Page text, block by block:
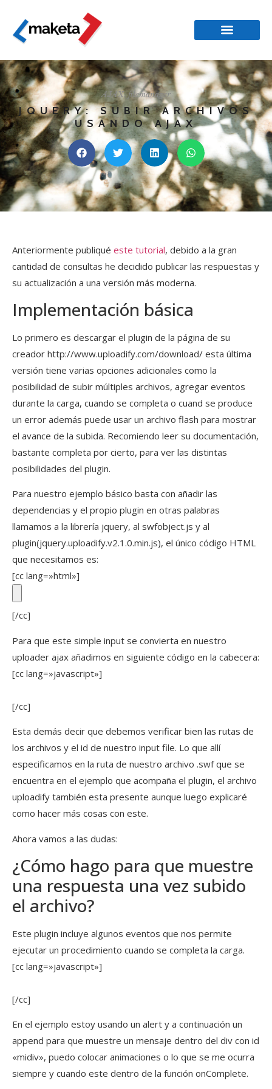
AJAX, filemanager
JQUERY: SUBIR ARCHIVOS
USANDO AJAX
Anteriormente publiqué este tutorial, debido a la gran
cantidad de consultas he decidido publicar las respuestas y
su actualización a una versión más moderna.
Implementación básica
Lo primero es descargar el plugin de la página de su
creador http://www.uploadify.com/download/ esta última
versión tiene varias opciones adicionales como la
posibilidad de subir múltiples archivos, agregar eventos
durante la carga, cuando se completa o cuand se produce
un error además puede usar un archivo flash para mostrar
el avance de la subida. Recomiendo leer su documentación,
bastante completa por cierto, para ver las distintas
posibilidades del plugin.
Para nuestro ejemplo básico basta con añadir las
dependencias y el propio plugin en otras palabras
llamamos a la librería jquery, al swfobject.js y al
plugin(jquery.uploadify.v2.1.0.min.js), el único código HTML
que necesitamos es:
[cc lang=»html»]
[/cc]
Para que este simple input se convierta en nuestro
uploader ajax añadimos en siguiente código en la cabecera:
[cc lang=»javascript»]
[/cc]
Esta demás decir que debemos verificar bien las rutas de
los archivos y el id de nuestro input file. Lo que allí
especificamos en la ruta de nuestro archivo .swf que se
encuentra en el ejemplo que acompaña el plugin, el archivo
uploadify también esta presente aunque luego explicaré
como hacer más cosas con este.
Ahora vamos a las dudas:
¿Cómo hago para que muestre
una respuesta una vez subido
el archivo?
Este plugin incluye algunos eventos que nos permite
ejecutar un procedimiento cuando se completa la carga.
[cc lang=»javascript»]
[/cc]
En el ejemplo estoy usando un alert y a continuación un
append para que muestre un mensaje dentro del div con id
«midiv», puedo colocar animaciones o lo que se me ocurra
siempre y cuando este dentro de la función onComplete.